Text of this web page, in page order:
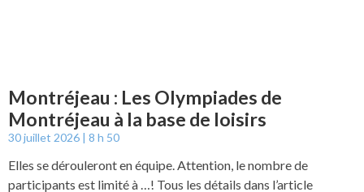
Montréjeau : Les Olympiades de
Montréjeau à la base de loisirs
30 juillet 2026 8 h 50
Elles se dérouleront en équipe. Attention, le nombre de
participants est limité à …! Tous les détails dans l’article